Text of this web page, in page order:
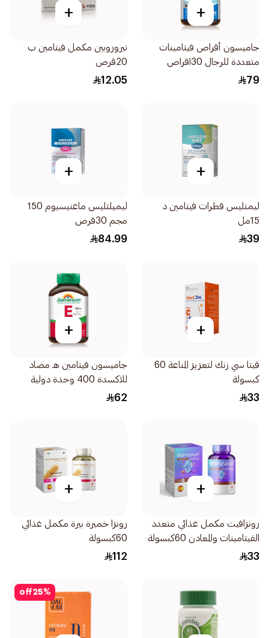
+
جاميسون أقراص فيتامينات
متعددة للرجال 30اقراص
79
+
نيروروبين مكمل فيتامين ب
20قرص
12.05
+
ليمتليس قطرات فيتامين د
15مل
39
+
ليميلتليس ماغنيسيوم 150
مجم 30قرص
84.99
+
فيتا سي زنك لتعزيز المناعة 60
كبسولة
33
+
جاميسون فيتامين هـ مضاد
للاكسدة 400 وحدة دولية
30اقراص
62
+
رونزافيت مكمل غذائي متعدد
الفيتامينات والمعادن 60كبسولة
33
+
رونزا خميرة بيرة مكمل غذائي
60كبسولة
112
25%
off